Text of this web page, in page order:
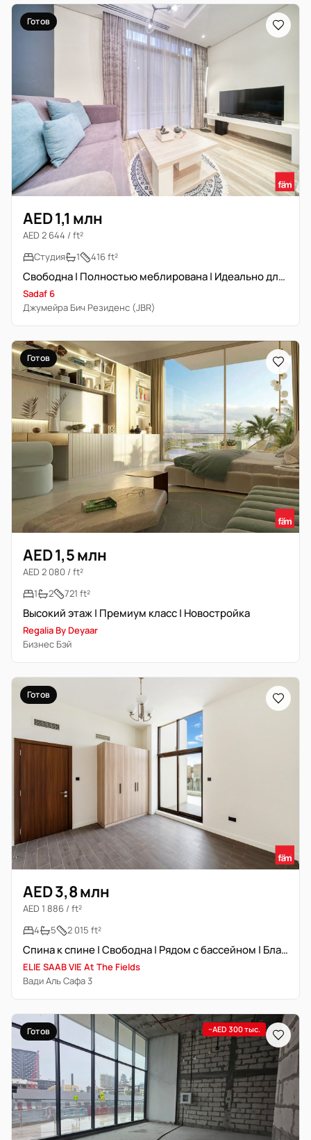
Готов
AED 1,1 млн
AED 2 644 / ft²
Студия
1 416 ft²
Свободна | Полностью меблирована | Идеально для инвестиций
Sadaf 6
Джумейра Бич Резиденс (JBR)
Готов
AED 1,5 млн
AED 2 080 / ft²
1
2 721 ft²
Высокий этаж | Премиум класс | Новостройка
Regalia By Deyaar
Бизнес Бэй
Готов
AED 3,8 млн
AED 1 886 / ft²
4
5 2 015 ft²
Спина к спине | Свободна | Рядом с бассейном | Благоустроенная территория
ELIE SAAB VIE At The Fields
Вади Аль Сафа 3
Готов −AED 300 тыс.